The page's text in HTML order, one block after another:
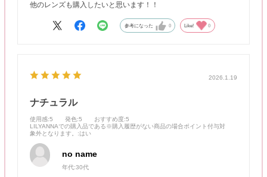
他のレンズも購入したいと思います！！
参考になった 0 Like! 0
2026.1.19
ナチュラル
使用感:5 発色:5 おすすめ度:5
LILYANNAでの購入品である※購入履歴がない商品の場合ポイント付与対
象外となります。
:はい
no name
年代:30代